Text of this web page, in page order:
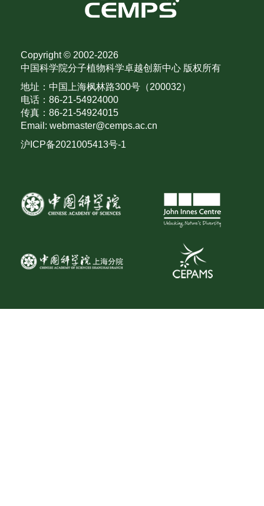
Copyright © 2002-2026
中国科学院分子植物科学卓越创新中心 版权所有
地址：中国上海枫林路300号（200032）
电话：86-21-54924000
传真：86-21-54924015
Email: webmaster@cemps.ac.cn
沪ICP备2021005413号-1